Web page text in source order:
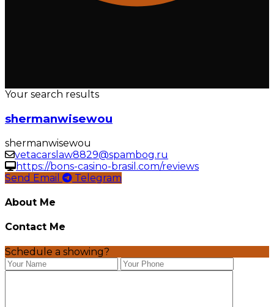
Your search results
shermanwisewou
shermanwisewou
vetacarslaw8829@spambog.ru
https://bons-casino-brasil.com/reviews
Send Email
Telegram
About Me
Contact Me
Schedule a showing?